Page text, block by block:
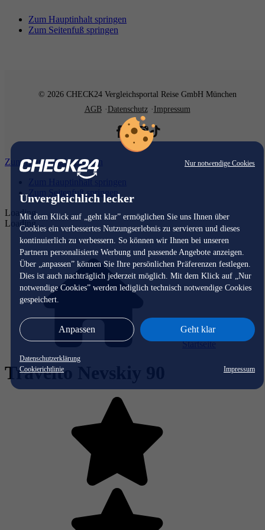
Nur notwendige Cookies
Unvergleichlich lecker
Mit dem Klick auf „geht klar” ermöglichen Sie uns Ihnen über
Cookies ein verbessertes Nutzungserlebnis zu servieren und dieses
kontinuierlich zu verbessern. So können wir Ihnen bei unseren
Partnern personalisierte Werbung und passende Angebote anzeigen.
Über „anpassen” können Sie Ihre persönlichen Präferenzen festlegen.
Dies ist auch nachträglich jederzeit möglich. Mit dem Klick auf „Nur
notwendige Cookies” werden lediglich technisch notwendige Cookies
gespeichert.
Anpassen Geht klar
Datenschutzerklärung
Cookierichtlinie
Impressum
Zum Hauptinhalt springen
Zum Seitenfuß springen
© 2026 CHECK24 Vergleichsportal Reise GmbH München
AGB
Datenschutz Impressum
Zum Hauptinhalt springen
Zum Hauptinhalt springen
Zum Seitenfuß springen
Loading...
Loading...
Startseite
Travelto Nevskiy 90